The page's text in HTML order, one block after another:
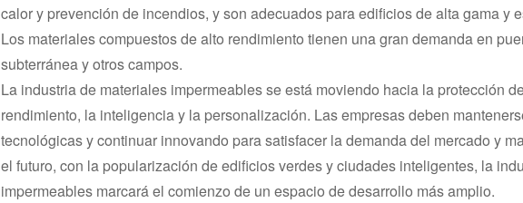
calor y prevención de incendios, y son adecuados para edificios de alta gama y
Los materiales compuestos de alto rendimiento tienen una gran demanda en
subterránea y otros campos.
La industria de materiales impermeables se está moviendo hacia la protección
rendimiento, la inteligencia y la personalización. Las empresas deben
tecnológicas y continuar innovando para satisfacer la demanda del mercado y
el futuro, con la popularización de edificios verdes y ciudades inteligentes, la
impermeables marcará el comienzo de un espacio de desarrollo más amplio.